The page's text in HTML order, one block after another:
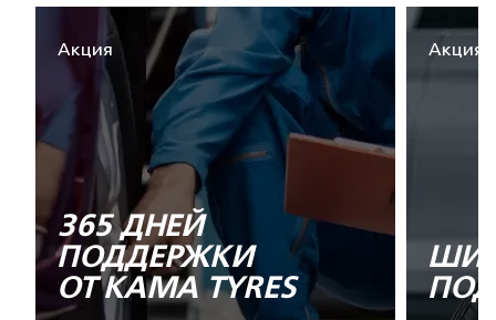
Акция
365 ДНЕЙ
ПОДДЕРЖКИ
ОТ KAMA TYRES
Акция